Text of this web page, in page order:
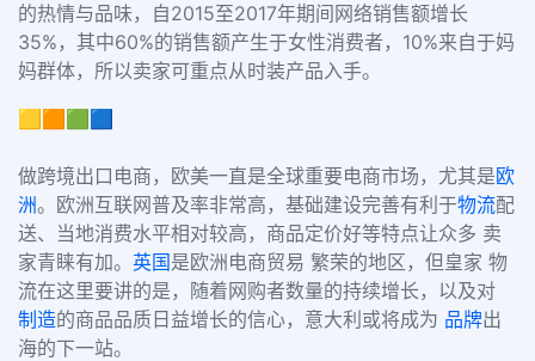
的热情与品味，自2015至2017年期间网络销售额增长
35%，其中60%的销售额产生于女性消费者，10%来自于妈
妈群体，所以卖家可重点从时装产品入手。
🟨🟧🟩🟦
做跨境出口电商，欧美一直是全球重要电商市场，尤其是欧
洲。欧洲互联网普及率非常高，基础建设完善有利于物流配
送、当地消费水平相对较高，商品定价好等特点让众多 卖
家青睐有加。 英国是欧洲电商贸易 繁荣的地区，但皇家 物
流在这里要讲的是，随着网购者数量的持续增长，以及对
制造的商品品质日益增长的信心，意大利或将成为 品牌出
海的下一站。